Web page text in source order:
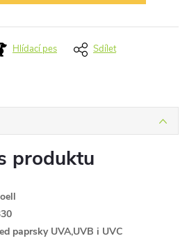
Hlídací pes Sdílet
produktu
paprsky UVA,UVB i UVC